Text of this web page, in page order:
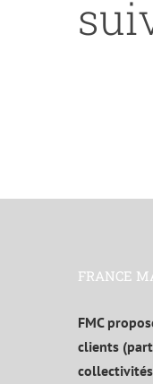
FRANCE
FMC
clients